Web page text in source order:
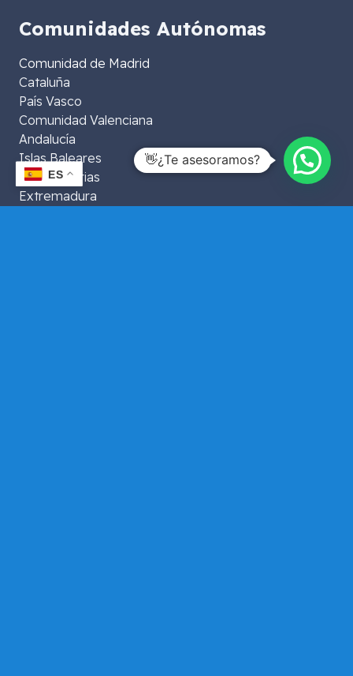
Comunidades Autónomas
Comunidad de Madrid
Cataluña
País Vasco
Comunidad Valenciana
Andalucía
Islas Baleares
Islas Canarias
Extremadura
ES
👋¿Te asesoramos?